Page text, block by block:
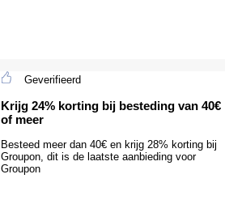
Geverifieerd
Krijg 24% korting bij besteding van 40€
of meer
Besteed meer dan 40€ en krijg 28% korting bij
Groupon, dit is de laatste aanbieding voor
Groupon